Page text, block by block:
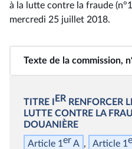
à la lutte contre la fraude
mercredi 25 juillet 2018.
Texte de la commission,
<b>Texte de la
TITRE I ER RENFORCER
LUTTE CONTRE LA
DOUANIÈRE
Article 1 erA Article 1